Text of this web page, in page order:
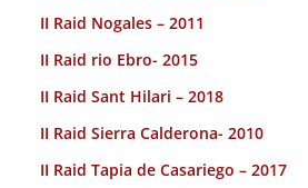
II Raid Nogales – 2011
II Raid rio Ebro- 2015
II Raid Sant Hilari – 2018
II Raid Sierra Calderona- 2010
II Raid Tapia de Casariego – 2017